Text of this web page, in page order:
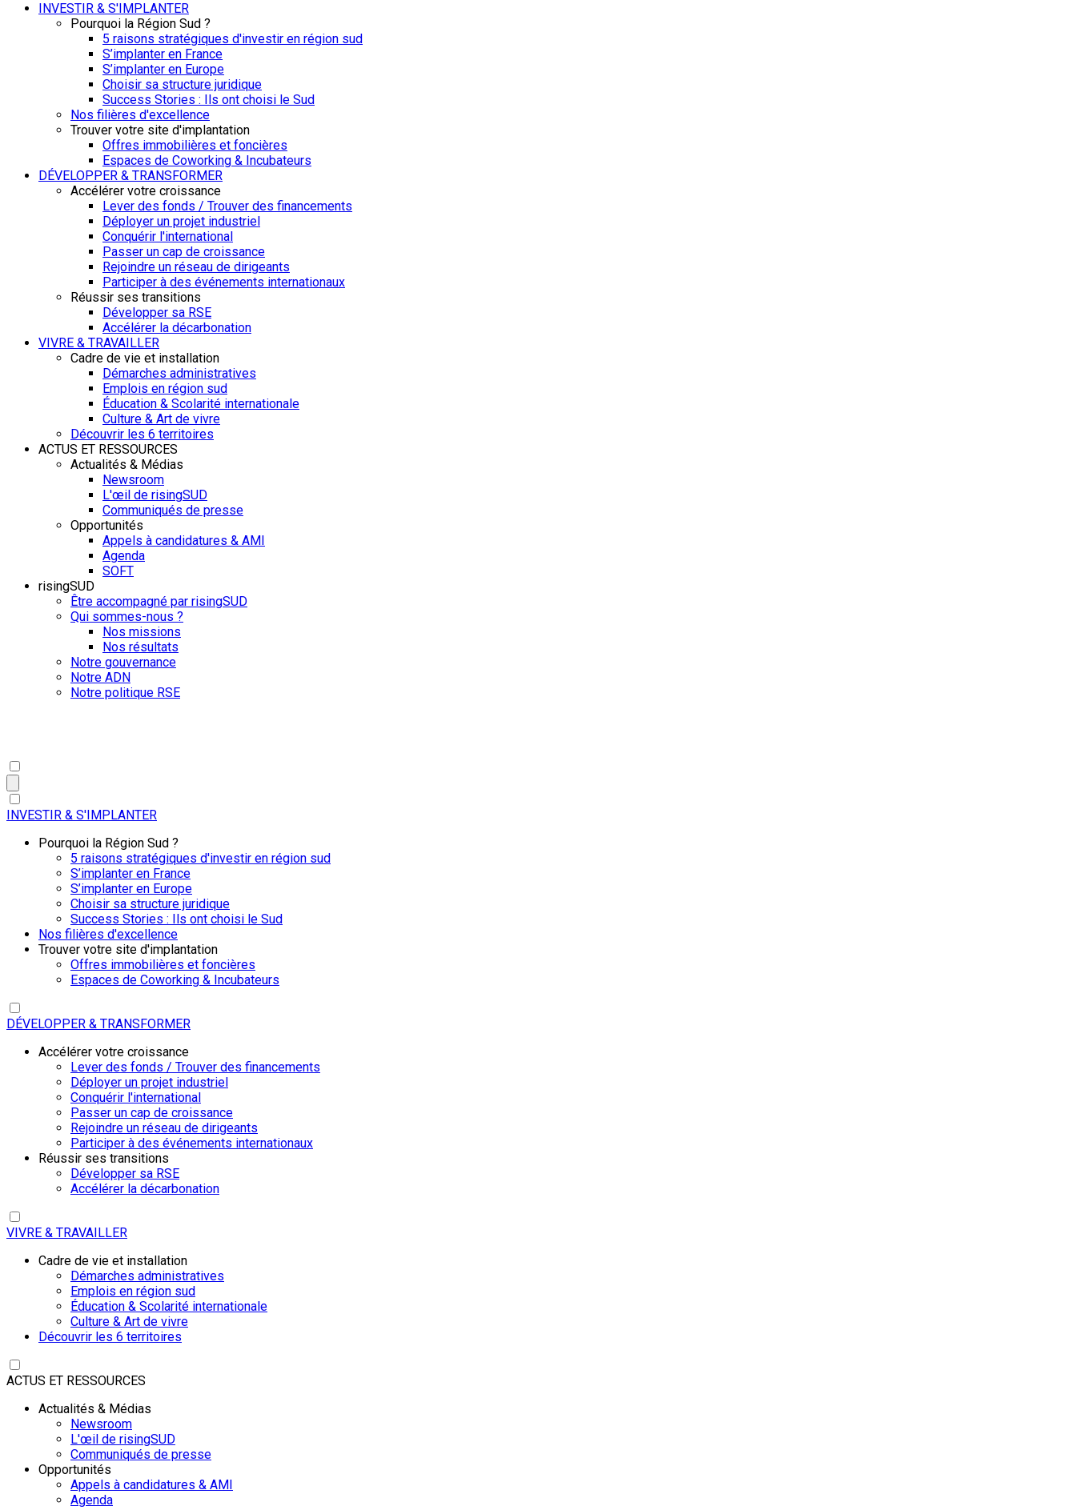
INVESTIR & S'IMPLANTER
Pourquoi la Région Sud ?
5 raisons stratégiques d'investir en région sud
S’implanter en France
S’implanter en Europe
Choisir sa structure juridique
Success Stories : Ils ont choisi le Sud
Nos filières d'excellence
Trouver votre site d'implantation
Offres immobilières et foncières
Espaces de Coworking & Incubateurs
DÉVELOPPER & TRANSFORMER
Accélérer votre croissance
Lever des fonds / Trouver des financements
Déployer un projet industriel
Conquérir l'international
Passer un cap de croissance
Rejoindre un réseau de dirigeants
Participer à des événements internationaux
Réussir ses transitions
Développer sa RSE
Accélérer la décarbonation
VIVRE & TRAVAILLER
Cadre de vie et installation
Démarches administratives
Emplois en région sud
Éducation & Scolarité internationale
Culture & Art de vivre
Découvrir les 6 territoires
ACTUS ET RESSOURCES
Actualités & Médias
Newsroom
L'œil de risingSUD
Communiqués de presse
Opportunités
Appels à candidatures & AMI
Agenda
SOFT
risingSUD
Être accompagné par risingSUD
Qui sommes-nous ?
Nos missions
Nos résultats
Notre gouvernance
Notre ADN
Notre politique RSE
INVESTIR & S'IMPLANTER
Pourquoi la Région Sud ?
5 raisons stratégiques d'investir en région sud
S’implanter en France
S’implanter en Europe
Choisir sa structure juridique
Success Stories : Ils ont choisi le Sud
Nos filières d'excellence
Trouver votre site d'implantation
Offres immobilières et foncières
Espaces de Coworking & Incubateurs
DÉVELOPPER & TRANSFORMER
Accélérer votre croissance
Lever des fonds / Trouver des financements
Déployer un projet industriel
Conquérir l'international
Passer un cap de croissance
Rejoindre un réseau de dirigeants
Participer à des événements internationaux
Réussir ses transitions
Développer sa RSE
Accélérer la décarbonation
VIVRE & TRAVAILLER
Cadre de vie et installation
Démarches administratives
Emplois en région sud
Éducation & Scolarité internationale
Culture & Art de vivre
Découvrir les 6 territoires
ACTUS ET RESSOURCES
Actualités & Médias
Newsroom
L'œil de risingSUD
Communiqués de presse
Opportunités
Appels à candidatures & AMI
Agenda